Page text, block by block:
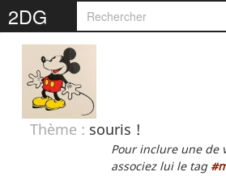
2DG Rejoignez-nous sur
Accédez aux planches et
Thème : souris !
Pour inclure une de
associez lui le tag